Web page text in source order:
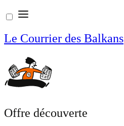
Aller
au
contenu
Le Courrier des Balkans
Offre découverte